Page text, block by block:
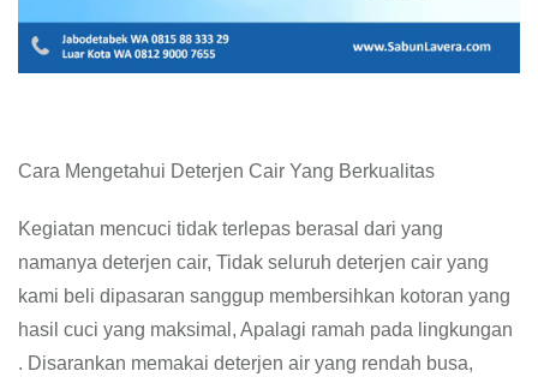
Cara Mengetahui Deterjen Cair Yang Berkualitas
Kegiatan mencuci tidak terlepas berasal dari yang
namanya deterjen cair, Tidak seluruh deterjen cair yang
kami beli dipasaran sanggup membersihkan kotoran yang
hasil cuci yang maksimal, Apalagi ramah pada lingkungan
. Disarankan memakai deterjen air yang rendah busa,